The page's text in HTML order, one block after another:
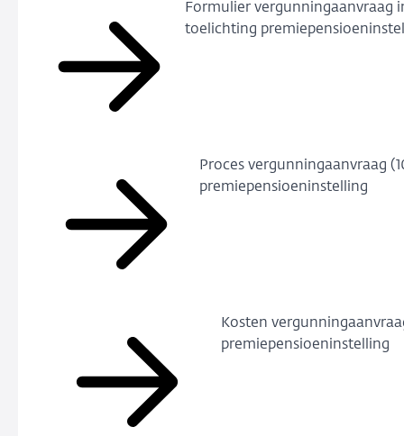
Formulier vergunningaanvraag
toelichting
Proces vergunningaanvraag
premiepensioeninstelling
Kosten
premiepensioeninstelling